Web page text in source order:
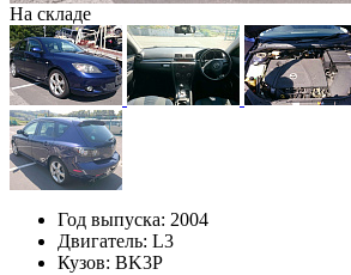
На складе
Год выпуска: 2004
Двигатель: L3
Кузов: BK3P